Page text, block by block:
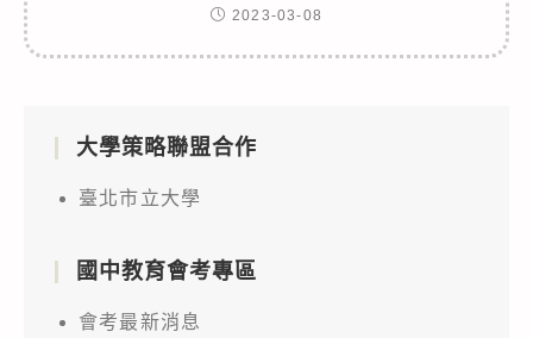
2023-03-08
大學策略聯盟合作
臺北市立大學
國中教育會考專區
會考最新消息